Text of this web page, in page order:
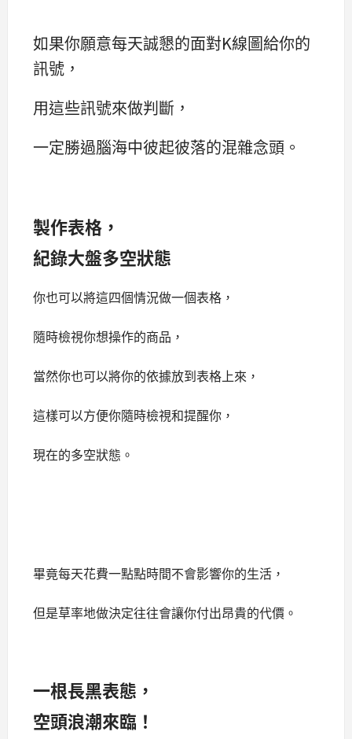
如果你願意每天誠懇的面對K線圖給你的
訊號，
用這些訊號來做判斷，
一定勝過腦海中彼起彼落的混雜念頭。
製作表格，
紀錄大盤多空狀態
你也可以將這四個情況做一個表格，
隨時檢視你想操作的商品，
當然你也可以將你的依據放到表格上來，
這樣可以方便你隨時檢視和提醒你，
現在的多空狀態。
畢竟每天花費一點點時間不會影響你的生活，
但是草率地做決定往往會讓你付出昂貴的代價。
一根長黑表態，
空頭浪潮來臨！